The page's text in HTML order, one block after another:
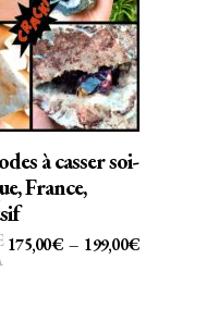
a
plusieurs
variations.
Les
options
être
à casser soi-
France,
175,00€ – 199,00€PLAGE